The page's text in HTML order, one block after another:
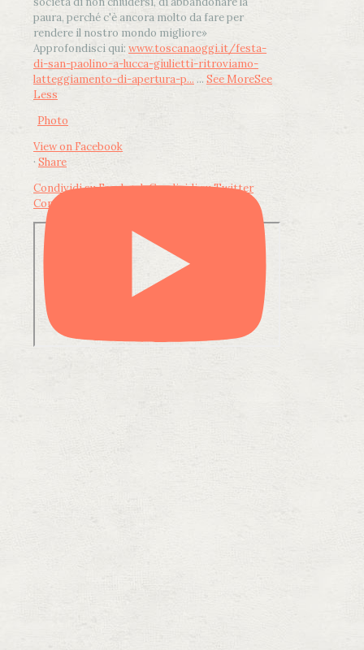
paura, perché c'è ancora molto da fare per
rendere il nostro mondo migliore»
Approfondisci qui: www.toscanaoggi.it/festa-
di-san-paolino-a-lucca-giulietti-ritroviamo-
latteggiamento-di-apertura-p... ... See MoreSee
Less
Photo
View on Facebook
· Share
Condividi su FacebookCondividi su Twitter
Condividi su LinkedIn